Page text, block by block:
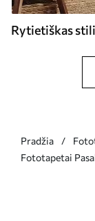
Rytietiškas
Pradžia
Fototapetai